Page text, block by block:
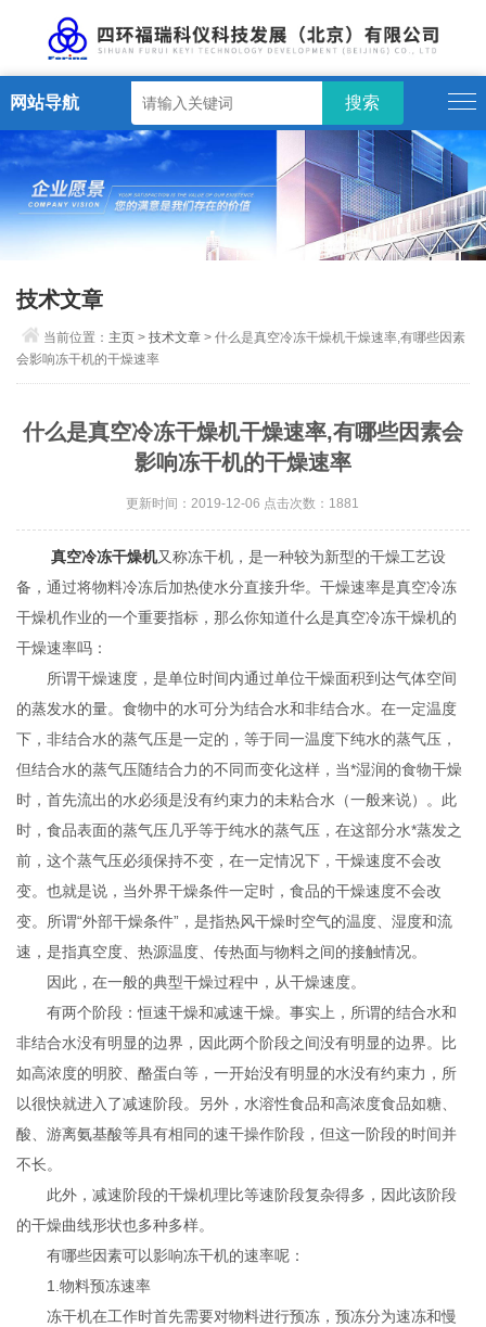
网站导航
技术文章
当前位置： 主页 >技术文章 > 什么是真空冷冻干燥机干燥速率,有哪些因素
会影响冻干机的干燥速率
什么是真空冷冻干燥机干燥速率,有哪些因素会
影响冻干机的干燥速率
更新时间：2019-12-06 点击次数：1881
真空冷冻干燥机又称冻干机，是一种较为新型的干燥工艺设
备，通过将物料冷冻后加热使水分直接升华。干燥速率是真空冷冻
干燥机作业的一个重要指标，那么你知道什么是真空冷冻干燥机的
干燥速率吗：
所谓干燥速度，是单位时间内通过单位干燥面积到达气体空间
的蒸发水的量。食物中的水可分为结合水和非结合水。在一定温度
下，非结合水的蒸气压是一定的，等于同一温度下纯水的蒸气压，
但结合水的蒸气压随结合力的不同而变化这样，当*湿润的食物干燥
时，首先流出的水必须是没有约束力的未粘合水（一般来说）。此
时，食品表面的蒸气压几乎等于纯水的蒸气压，在这部分水*蒸发之
前，这个蒸气压必须保持不变，在一定情况下，干燥速度不会改
变。也就是说，当外界干燥条件一定时，食品的干燥速度不会改
变。所谓“外部干燥条件”，是指热风干燥时空气的温度、湿度和流
速，是指真空度、热源温度、传热面与物料之间的接触情况。
因此，在一般的典型干燥过程中，从干燥速度。
有两个阶段：恒速干燥和减速干燥。事实上，所谓的结合水和
非结合水没有明显的边界，因此两个阶段之间没有明显的边界。比
如高浓度的明胶、酪蛋白等，一开始没有明显的水没有约束力，所
以很快就进入了减速阶段。另外，水溶性食品和高浓度食品如糖、
酸、游离氨基酸等具有相同的速干操作阶段，但这一阶段的时间并
不长。
此外，减速阶段的干燥机理比等速阶段复杂得多，因此该阶段
的干燥曲线形状也多种多样。
有哪些因素可以影响冻干机的速率呢：
1.物料预冻速率
冻干机在工作时首先需要对物料进行预冻，预冻分为速冻和慢